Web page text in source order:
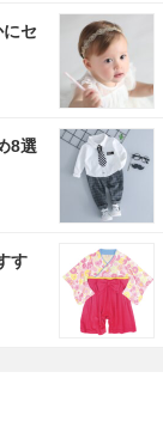
セ
8選
す